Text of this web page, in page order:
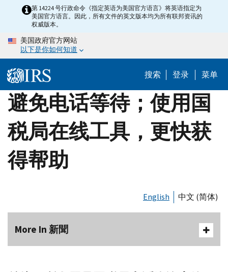
content
第 14224 号行政命令《指定英语为美国官方语言》将英语指定为
美国官方语言。因此，所有文件的英文版本均为所有联邦资讯的
权威版本。
美国政府官方网站
以下是你如何知道
搜索 登录 菜单
避免电话等待；使用国
税局在线工具，更快获
得帮助
English 中文 (简体)
More In 新聞